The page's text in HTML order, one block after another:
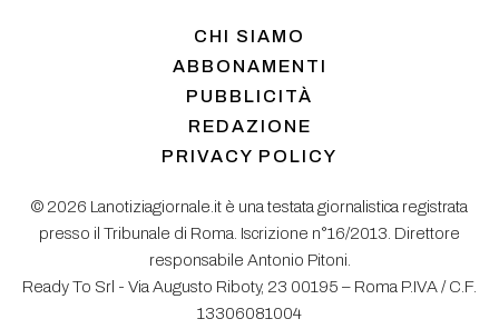
CHI SIAMO
ABBONAMENTI
PUBBLICITÀ
REDAZIONE
PRIVACY POLICY
© 2026 Lanotiziagiornale.it è una testata giornalistica registrata
presso il Tribunale di Roma. Iscrizione n°16/2013. Direttore
responsabile Antonio Pitoni.
Ready To Srl - Via Augusto Riboty, 23 00195 – Roma P.IVA / C.F.
13306081004